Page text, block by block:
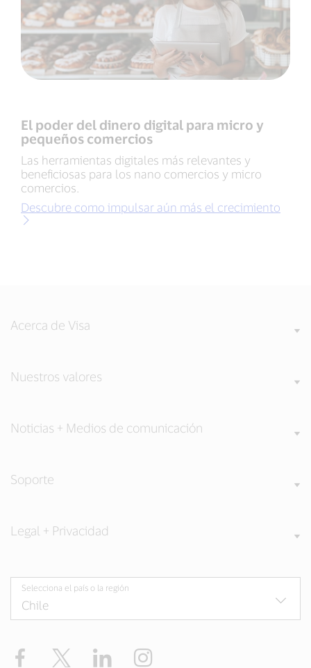
El poder del dinero digital para micro y
pequeños comercios
Las herramientas digitales más relevantes y
beneficiosas para los nano comercios y micro
comercios.
Descubre como impulsar aún más el crecimiento
Acerca de Visa
Nuestros valores
Noticias + Medios de comunicación
Soporte
Legal + Privacidad
Selecciona el país o la región
Facebook Twitter LinkedIn